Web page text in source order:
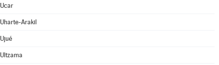
Ucar
Uharte-Arakil
Ujué
Ultzama